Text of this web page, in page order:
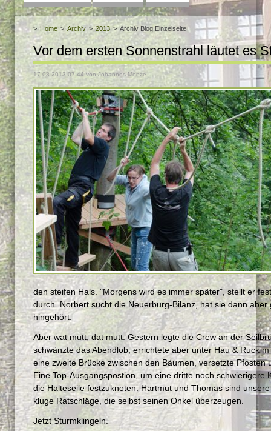
Home Archiv 2013 Archiv Blog Einzelseite
Vor dem ersten Sonnenstrahl läutet es
17.08.2013 07:44von Johannes Menze
den steifen Hals. "Morgens wird es immer später", stellt er
durch. Norbert sucht die Neuerburg-Bilanz, hat sie dann
hingehört.
Aber wat mutt, dat mutt. Gestern legte die Crew an der
schwänzte das Abendlob, errichtete aber unter Hau & Ruck
eine zweite Brücke zwischen den Bäumen, versetzte Pfosten
Eine Top-Ausgangspostion, um eine dritte noch schwierigere
die Halteseile festzuknoten. Hartmut und Thomas sind
kluge Ratschläge, die selbst seinen Onkel überzeugen.
Jetzt Sturmklingeln.